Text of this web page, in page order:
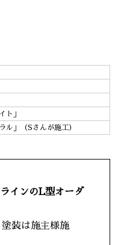
ト」
ル」（Sさんが施工）
インのL型オーダ
装は施主様施